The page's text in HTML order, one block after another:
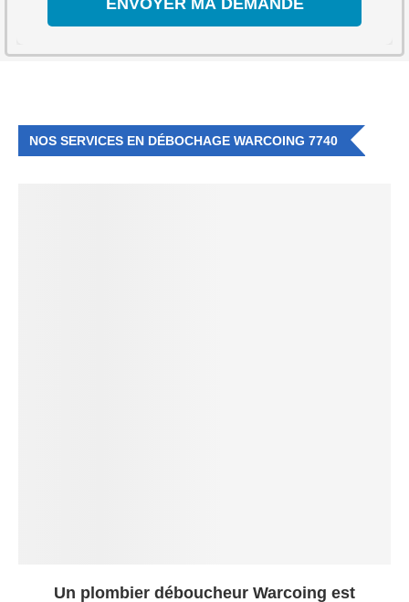
NOS SERVICES EN DÉBOCHAGE WARCOING 7740
Un plombier déboucheur Warcoing est